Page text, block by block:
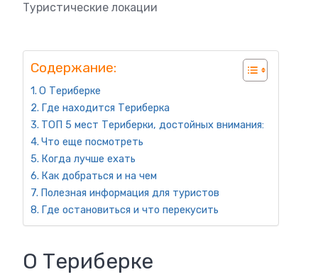
Туристические локации
Содержание:
О Териберке
Где находится Териберка
ТОП 5 мест Териберки, достойных внимания:
Что еще посмотреть
Когда лучше ехать
Как добраться и на чем
Полезная информация для туристов
Где остановиться и что перекусить
О Териберке